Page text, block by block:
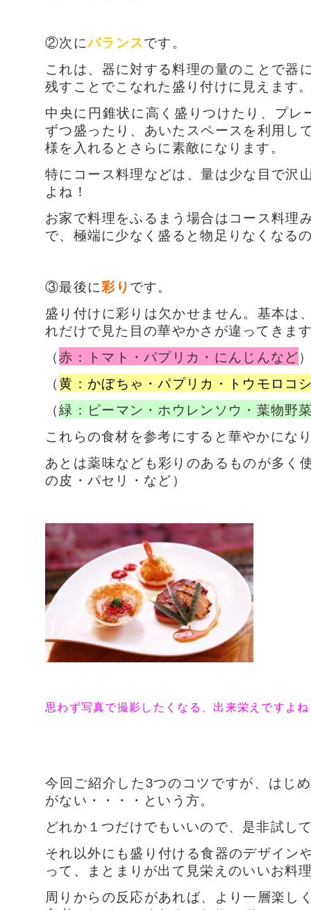
②次にバランスです。
これは、器に対する料理の量のことで器
残すことでこなれた盛り付けに見えます
中央に円錐状に高く盛りつけたり、プ
ずつ盛ったり、 あいたスペースを利用し
様を入れるとさらに素敵になります。
特にコース料理などは、量は少な目で沢
よね！
お家で料理をふるまう場合はコース料理
で、極端に少なく盛ると物足りなくなる
③最後に彩り です。
盛り付けに彩りは欠かせません。基本は
れだけで見た目の華やかさが違ってきま
（赤：トマト・パプリカ・にんじんなど
（黄：かぼちゃ・パプリカ・トウモロコ
（緑：ピーマン・ホウレンソウ・葉物野
これらの食材を参考にすると華やかにな
あとは薬味なども彩りのあるものが多く
の皮・パセリ・など）
思わず写真で撮影したくなる、 出来栄えですよ
今回ご紹介した3つのコツですが、はじ
がない・・・・という方。
どれか１つだけでもいいので、是非試し
それ以外にも盛り付ける食器のデザイン
って、
まとまりが出て見栄えのいいお料
周りからの反応があれば、より一層楽し